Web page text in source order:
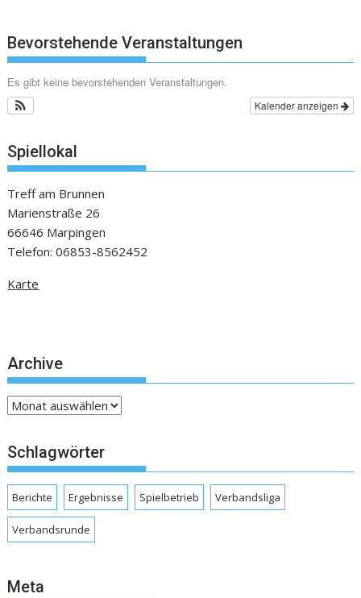
Bevorstehende Veranstaltungen
Es gibt keine bevorstehenden Veranstaltungen.
Kalender anzeigen
Spiellokal
Treff am Brunnen
Marienstraße 26
66646 Marpingen
Telefon: 06853-8562452
Karte
Archive
Archive
Schlagwörter
Berichte Ergebnisse Spielbetrieb Verbandsliga
Verbandsrunde
Meta